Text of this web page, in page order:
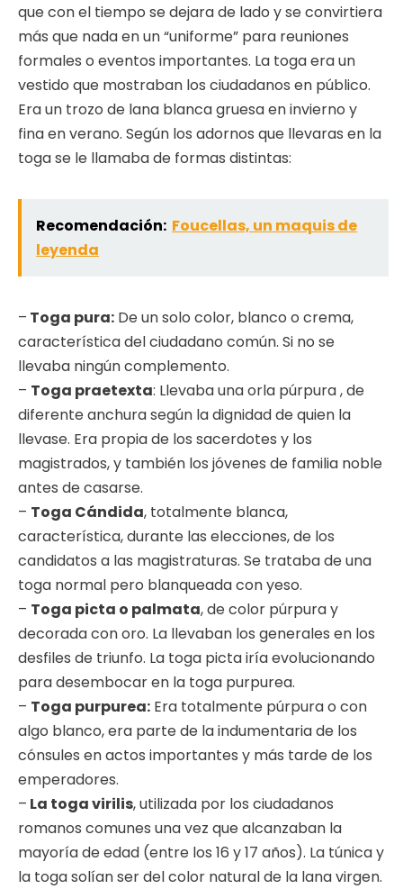
que con el tiempo se dejara de lado y se convirtiera
más que nada en un “uniforme” para reuniones
formales o eventos importantes. La toga era un
vestido que mostraban los ciudadanos en público.
Era un trozo de lana blanca gruesa en invierno y
fina en verano. Según los adornos que llevaras en la
toga se le llamaba de formas distintas:
Recomendación: Foucellas, un maquis de
leyenda
– Toga pura: De un solo color, blanco o crema,
característica del ciudadano común. Si no se
llevaba ningún complemento.
– Toga praetexta: Llevaba una orla púrpura , de
diferente anchura según la dignidad de quien la
llevase. Era propia de los sacerdotes y los
magistrados, y también los jóvenes de familia noble
antes de casarse.
– Toga Cándida, totalmente blanca,
característica, durante las elecciones, de los
candidatos a las magistraturas. Se trataba de una
toga normal pero blanqueada con yeso.
– Toga picta o palmata, de color púrpura y
decorada con oro. La llevaban los generales en los
desfiles de triunfo. La toga picta iría evolucionando
para desembocar en la toga purpurea.
– Toga purpurea: Era totalmente púrpura o con
algo blanco, era parte de la indumentaria de los
cónsules en actos importantes y más tarde de los
emperadores.
– La toga virilis, utilizada por los ciudadanos
romanos comunes una vez que alcanzaban la
mayoría de edad (entre los 16 y 17 años). La túnica y
la toga solían ser del color natural de la lana virgen.